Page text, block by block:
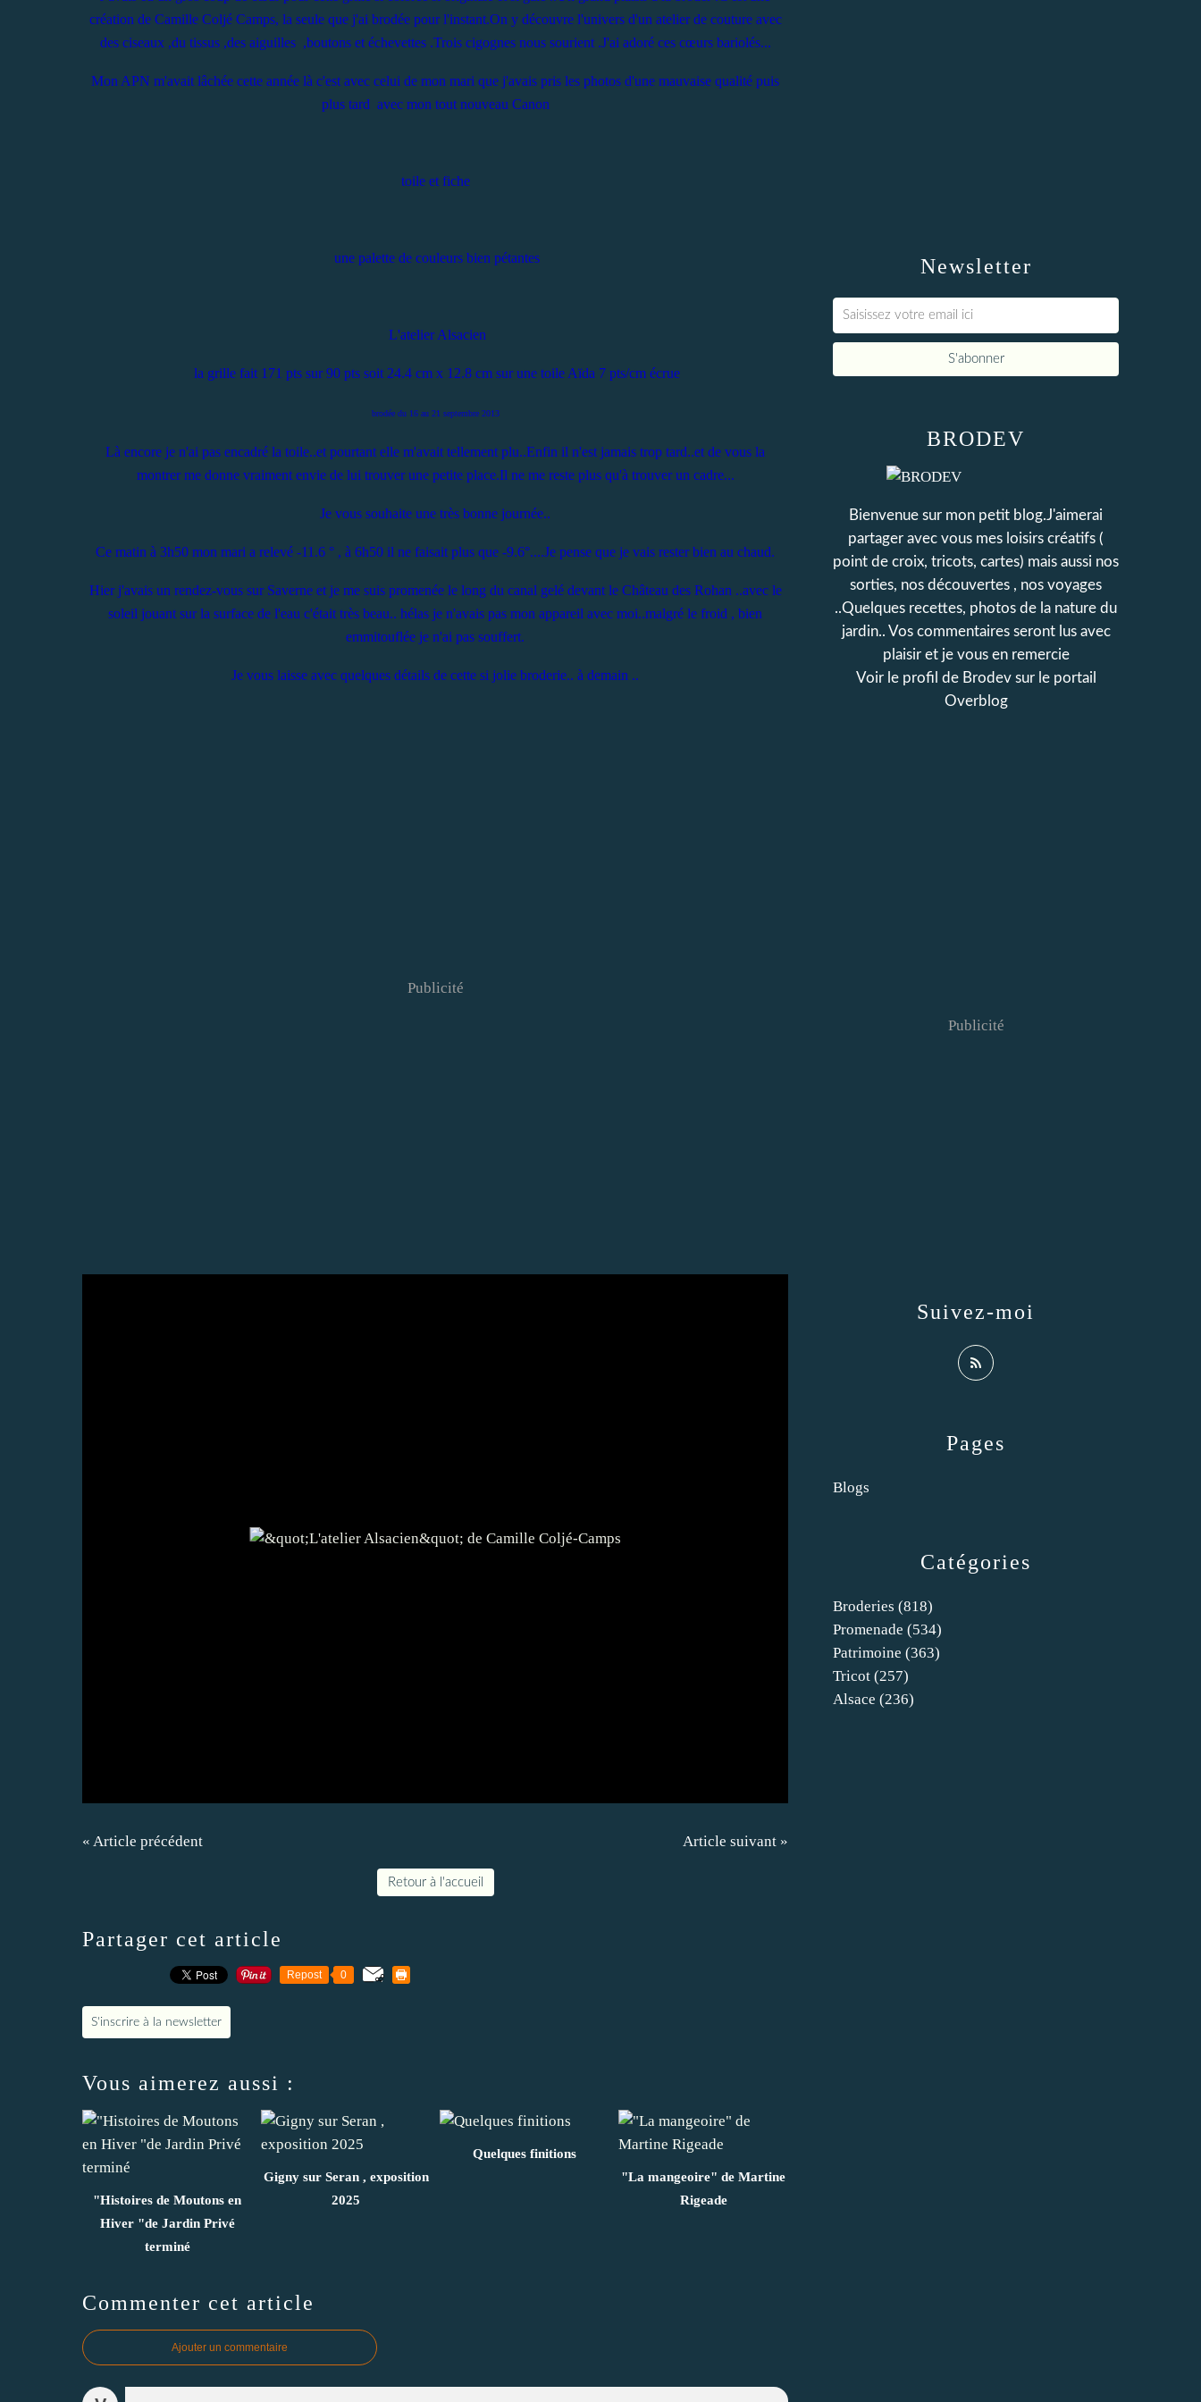
création de Camille Coljé Camps, la seule que j'ai brodée pour l'instant.On y découvre l'univers d'un atelier de couture avec
des ciseaux ,du tissus ,des aiguilles ,boutons et échevettes .Trois cigognes nous sourient .J'ai adoré ces cœurs bariolés...
Mon APN m'avait lâchée cette année là c'est avec celui de mon mari que j'avais pris les photos d'une mauvaise qualité puis
plus tard avec mon tout nouveau Canon
toile et fiche
une palette de couleurs bien pétantes
L'atelier Alsacien
la grille fait 171 pts sur 90 pts soit 24.4 cm x 12.8 cm sur une toile Aïda 7 pts/cm écrue
brodée du 16 au 21 septembre 2013
Là encore je n'ai pas encadré la toile..et pourtant elle m'avait tellement plu..Enfin il n'est jamais trop tard..et de vous la
montrer me donne vraiment envie de lui trouver une petite place.Il ne me reste plus qu'à trouver un cadre...
Je vous souhaite une très bonne journée..
Ce matin à 3h50 mon mari a relevé -11.6 ° , à 6h50 il ne faisait plus que -9.6°....Je pense que je vais rester bien au chaud.
Hier j'avais un rendez-vous sur Saverne et je me suis promenée le long du canal gelé devant le Château des Rohan ..avec le
soleil jouant sur la surface de l'eau c'était très beau.. hélas je n'avais pas mon appareil avec moi..malgré le froid , bien
emmitouflée je n'ai pas souffert.
Je vous laisse avec quelques détails de cette si jolie broderie.. à demain ..
Publicité
« Article précédent Article suivant »
Retour à l'accueil
Partager cet article
Repost 0
S'inscrire à la newsletter
Vous aimerez aussi :
"Histoires de Moutons en
Hiver "de Jardin Privé
terminé
Gigny sur Seran , exposition
2025
Quelques finitions
"La mangeoire" de Martine
Rigeade
Commenter cet article
Ajouter un commentaire
Newsletter
Catégories
Broderies (818)
Promenade (534)
Patrimoine (363)
Tricot (257)
Alsace (236)
Pages
Blogs
BRODEV
Bienvenue sur mon petit blog.J'aimerai
partager avec vous mes loisirs créatifs (
point de croix, tricots, cartes) mais aussi nos
sorties, nos découvertes , nos voyages
..Quelques recettes, photos de la nature du
jardin.. Vos commentaires seront lus avec
plaisir et je vous en remercie
Voir le profil de Brodevsur le portail
Overblog
Suivez-moi
Publicité